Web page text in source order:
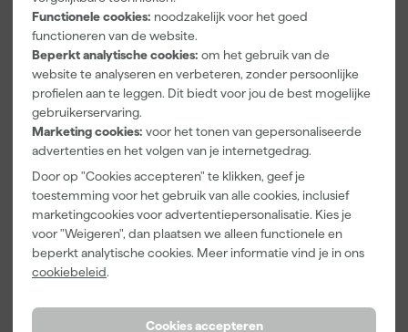
Functionele cookies: noodzakelijk voor het goed
functioneren van de website.
Beperkt analytische cookies: om het gebruik van de
website te analyseren en verbeteren, zonder persoonlijke
profielen aan te leggen. Dit biedt voor jou de best mogelijke
gebruikerservaring.
Marketing cookies: voor het tonen van gepersonaliseerde
advertenties en het volgen van je internetgedrag.
Door op "Cookies accepteren" te klikken, geef je
toestemming voor het gebruik van alle cookies, inclusief
marketingcookies voor advertentiepersonalisatie. Kies je
voor "Weigeren", dan plaatsen we alleen functionele en
beperkt analytische cookies. Meer informatie vind je in ons
cookiebeleid.
Cookies accepteren
Type werkkleding
Bekijk alle kenmerken
Vaak gekocht met
Kassakorting Onze Top 10